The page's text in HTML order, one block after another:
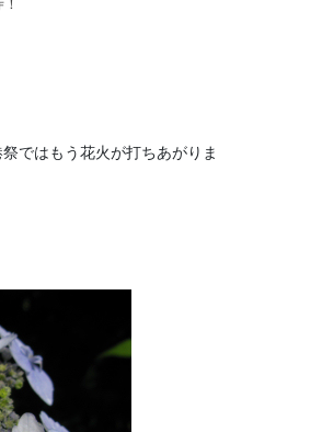
ではもう花火が打ちあがりま